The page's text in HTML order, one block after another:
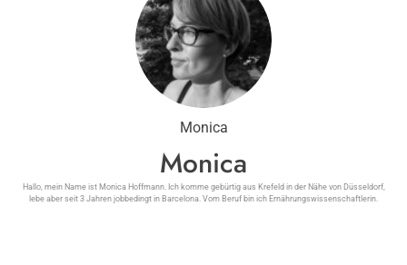
Monica
Monica
Hallo, mein Name ist Monica Hoffmann. Ich komme gebürtig aus Krefeld in der Nähe von Düsseldorf,
lebe aber seit 3 Jahren jobbedingt in Barcelona. Vom Beruf bin ich Ernährungswissenschaftlerin.